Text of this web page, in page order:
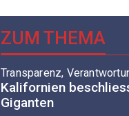
ZUM THEMA
Transparenz,
Kalifornien
Giganten